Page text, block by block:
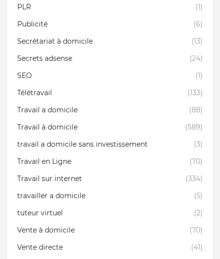
PLR
(1)
Publicité
(6)
Secrétariat à domicile
(13)
Secrets adsense
(24)
SEO
(1)
Télétravail
(133)
Travail a domicile
(88)
Travail à domicile
(589)
travail a domicile sans investissement
(3)
Travail en Ligne
(70)
Travail sur internet
(334)
travailler a domicile
(5)
tuteur virtuel
(2)
Vente à domicile
(70)
Vente directe
(41)